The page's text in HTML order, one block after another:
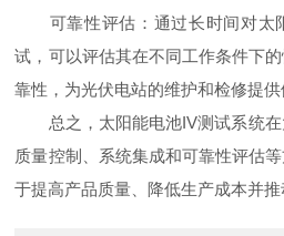
可靠性评估：通过长时间对太
试，可以评估其在不同工作条件下
靠性，为光伏电站的维护和检修提供
总之，太阳能电池IV测试系统在
质量控制、系统集成和可靠性评估
于提高产品质量、降低生产成本并推